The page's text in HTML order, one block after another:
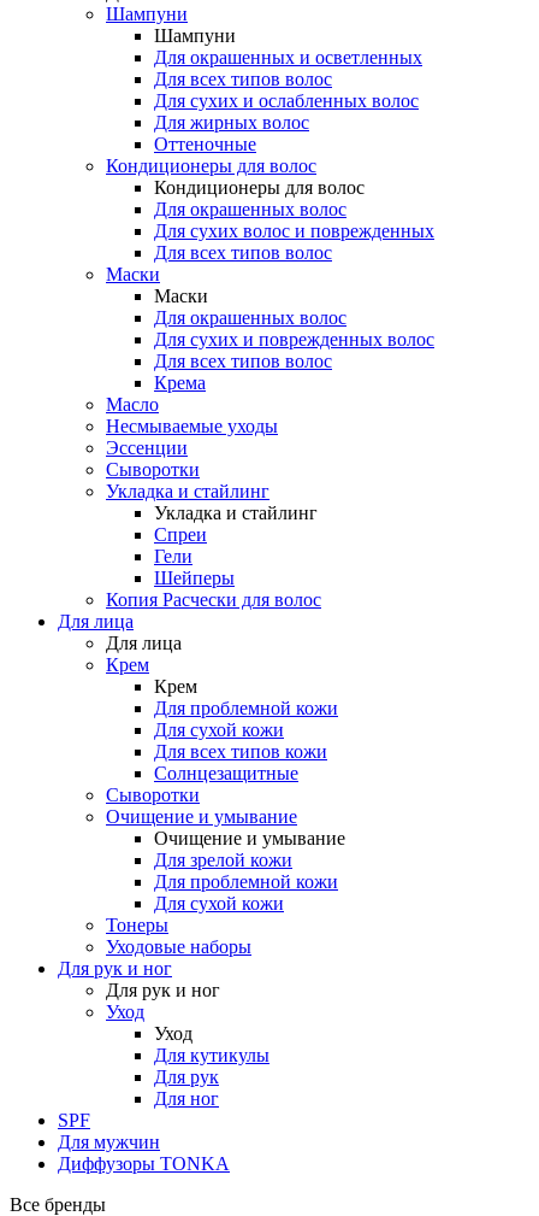
Шампуни
Шампуни
Для окрашенных и осветленных
Для всех типов волос
Для сухих и ослабленных волос
Для жирных волос
Оттеночные
Кондиционеры для волос
Кондиционеры для волос
Для окрашенных волос
Для сухих волос и поврежденных
Для всех типов волос
Маски
Маски
Для окрашенных волос
Для сухих и поврежденных волос
Для всех типов волос
Крема
Масло
Несмываемые уходы
Эссенции
Сыворотки
Укладка и стайлинг
Укладка и стайлинг
Спреи
Гели
Шейперы
Копия Расчески для волос
Для лица
Для лица
Крем
Крем
Для проблемной кожи
Для сухой кожи
Для всех типов кожи
Солнцезащитные
Сыворотки
Очищение и умывание
Очищение и умывание
Для зрелой кожи
Для проблемной кожи
Для сухой кожи
Тонеры
Уходовые наборы
Для рук и ног
Для рук и ног
Уход
Уход
Для кутикулы
Для рук
Для ног
SPF
Для мужчин
Диффузоры TONKA
Все бренды